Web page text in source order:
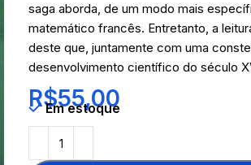
saga aborda, de um modo mais
matemático francês. Entretanto, a
deste que, juntamente com uma
desenvolvimento científico do século
R$55,00
Em estoque